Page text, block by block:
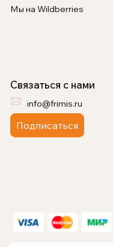
Мы на Wildberries
Связаться с нами
info@frimis.ru
Подписаться